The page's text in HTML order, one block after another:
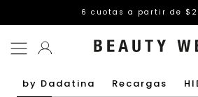
6 cuotas a partir de
by Dadatina Recargas